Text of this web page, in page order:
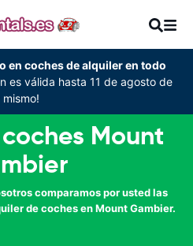
en coches de alquiler en todo
es válida hasta 11 de agosto de
Mount
comparamos por usted las
de coches en Mount Gambier.